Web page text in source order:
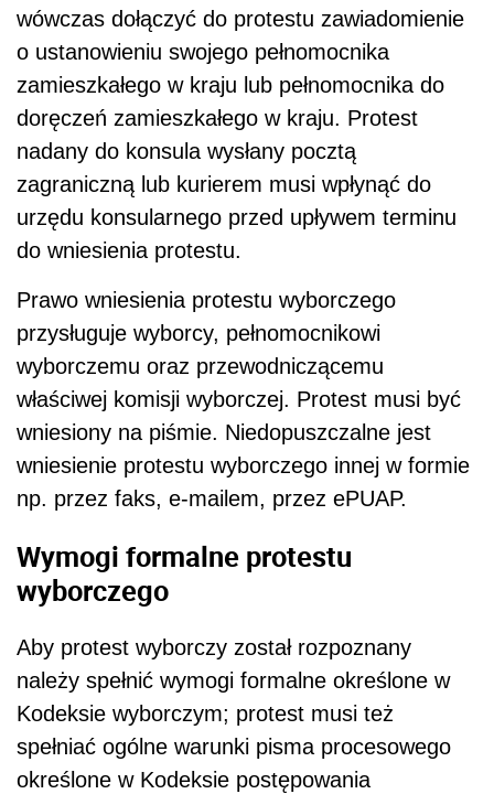
wówczas dołączyć do protestu zawiadomienie
o ustanowieniu swojego pełnomocnika
zamieszkałego w kraju lub pełnomocnika do
doręczeń zamieszkałego w kraju. Protest
nadany do konsula wysłany pocztą
zagraniczną lub kurierem musi wpłynąć do
urzędu konsularnego przed upływem terminu
do wniesienia protestu.
Prawo wniesienia protestu wyborczego
przysługuje wyborcy, pełnomocnikowi
wyborczemu oraz przewodniczącemu
właściwej komisji wyborczej. Protest musi być
wniesiony na piśmie. Niedopuszczalne jest
wniesienie protestu wyborczego innej w formie
np. przez faks, e-mailem, przez ePUAP.
Wymogi formalne protestu
wyborczego
Aby protest wyborczy został rozpoznany
należy spełnić wymogi formalne określone w
Kodeksie wyborczym; protest musi też
spełniać ogólne warunki pisma procesowego
określone w Kodeksie postępowania